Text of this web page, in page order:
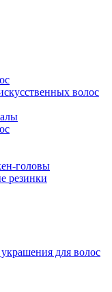
волос
головы
резинки
для волос